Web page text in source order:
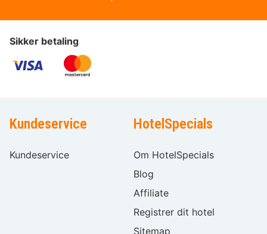
Sikker betaling
Kundeservice
Kundeservice
HotelSpecials
Om HotelSpecials
Blog
Affiliate
Registrer dit hotel
Sitemap